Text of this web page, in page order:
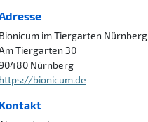
Bionicum im Tiergarten Nürnberg
Tiergarten 30
Nürnberg
https://bionicum.de
Kontakt